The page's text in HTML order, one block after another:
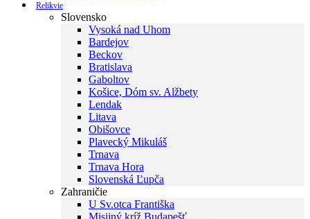
Relikvie
Slovensko
Vysoká nad Uhom
Bardejov
Beckov
Bratislava
Gaboltov
Košice, Dóm sv. Alžbety
Lendak
Litava
Obišovce
Plavecký Mikuláš
Trnava
Trnava Hora
Slovenská Ľupča
Zahraničie
U Sv.otca Františka